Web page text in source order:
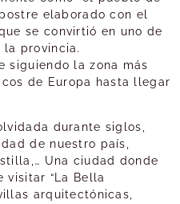
elaborado con el
se convirtió en uno de
la provincia.
siguiendo la zona más
de Europa hasta llegar
durante siglos,
de nuestro país,
Una ciudad donde
visitar “La Bella
arquitectónicas,